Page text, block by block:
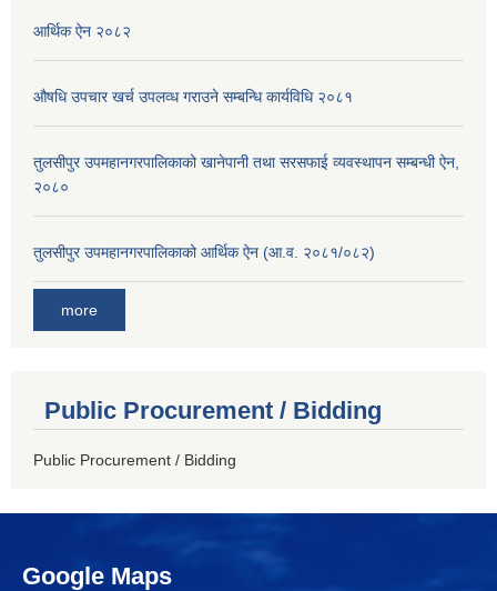
आर्थिक ऐन २०८२
औषधि उपचार खर्च उपलव्ध गराउने सम्बन्धि कार्यविधि २०८१
तुलसीपुर उपमहानगरपालिकाको खानेपानी तथा सरसफाई व्यवस्थापन सम्बन्धी ऐन,
२०८०
तुलसीपुर उपमहानगरपालिकाको आर्थिक ऐन (आ.व. २०८१/०८२)
more
Public Procurement / Bidding
Public Procurement / Bidding
Google Maps